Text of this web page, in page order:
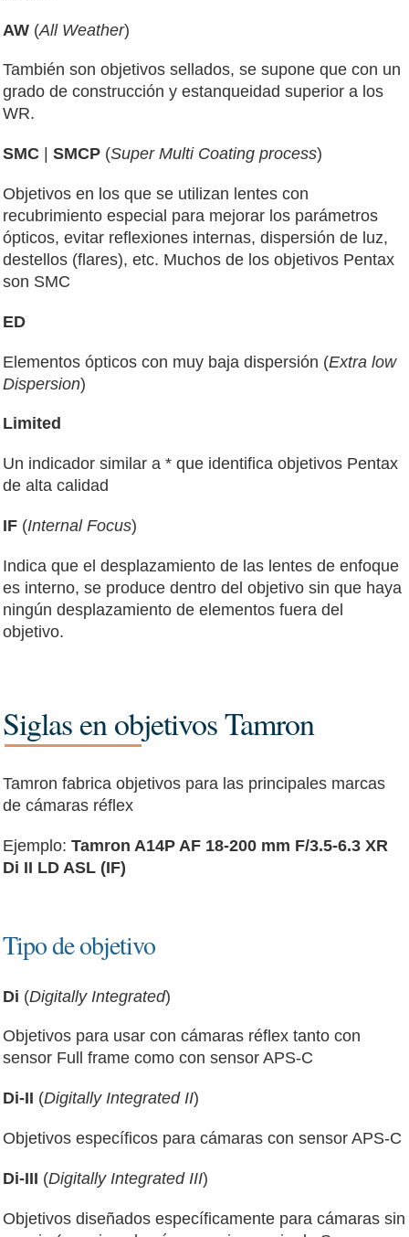
AW (All Weather)
También son objetivos sellados, se supone que con un
grado de construcción y estanqueidad superior a los
WR.
SMC |SMCP (Super Multi Coating process)
Objetivos en los que se utilizan lentes con
recubrimiento especial para mejorar los parámetros
ópticos, evitar reflexiones internas, dispersión de luz,
destellos (flares), etc. Muchos de los objetivos Pentax
son SMC
ED
Elementos ópticos con muy baja dispersión (Extra low
Dispersion)
Limited
Un indicador similar a * que identifica objetivos Pentax
de alta calidad
IF (Internal Focus)
Indica que el desplazamiento de las lentes de enfoque
es interno, se produce dentro del objetivo sin que haya
ningún desplazamiento de elementos fuera del
objetivo.
Siglas en objetivos Tamron
Tamron fabrica objetivos para las principales marcas
de cámaras réflex
Ejemplo:Tamron A14P AF 18-200 mm F/3.5-6.3 XR
Di II LD ASL (IF)
Tipo de objetivo
Di (Digitally Integrated)
Objetivos para usar con cámaras réflex tanto con
sensor Full frame como con sensor APS-C
Di-II (Digitally Integrated II)
Objetivos específicos para cámaras con sensor APS-C
Di-III (Digitally Integrated III)
Objetivos diseñados específicamente para cámaras sin